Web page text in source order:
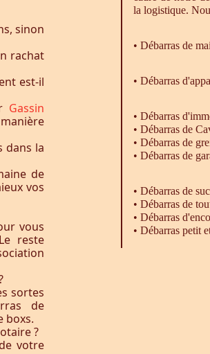
sinon
rachat
est-il
Gassin
dans la
de
vos
vous
reste
sortes
de
boxs.
?
votre
la logistique.
• Débarras de
• Débarras
• Débarras
• Débarras de
• Débarras de
• Débarras de
• Débarras de
• Débarras de
• Débarras
• Débarras petit